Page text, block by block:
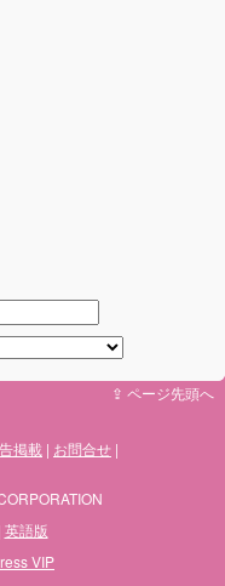
⇪ ページ先頭へ
掲載 お問合せ
英語版